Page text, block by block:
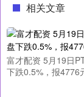
相关文章
富才配资 5月19日
下跌0.5%，报4776